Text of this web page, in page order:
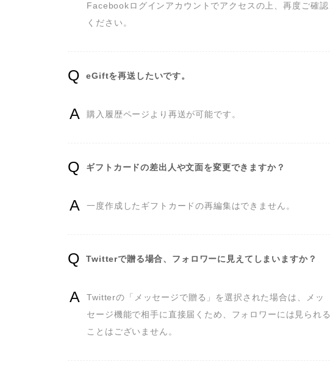
Facebookログインアカウントでアクセスの上、再度ご確認
ください。
eGiftを再送したいです。
購入履歴ページより再送が可能です。
ギフトカードの差出人や文面を変更できますか？
一度作成したギフトカードの再編集はできません。
Twitterで贈る場合、フォロワーに見えてしまいますか？
Twitterの「メッセージで贈る」を選択された場合は、メッ
セージ機能で相手に直接届くため、フォロワーには見られる
ことはございません。